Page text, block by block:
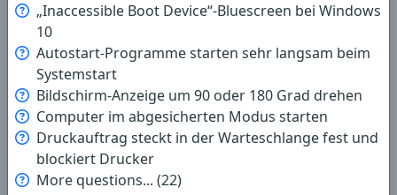
„Inaccessible Boot Device“-Bluescreen bei Windows
10
Autostart-Programme starten sehr langsam beim
Systemstart
Bildschirm-Anzeige um 90 oder 180 Grad drehen
Computer im abgesicherten Modus starten
Druckauftrag steckt in der Warteschlange fest und
blockiert Drucker
More questions... (22)